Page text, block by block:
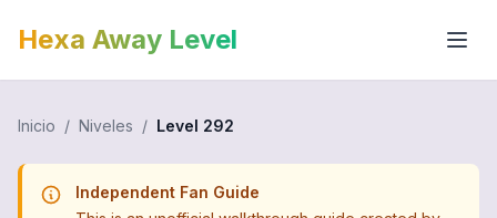
Hexa Away Level
Inicio / Niveles / Level 292
Independent Fan Guide